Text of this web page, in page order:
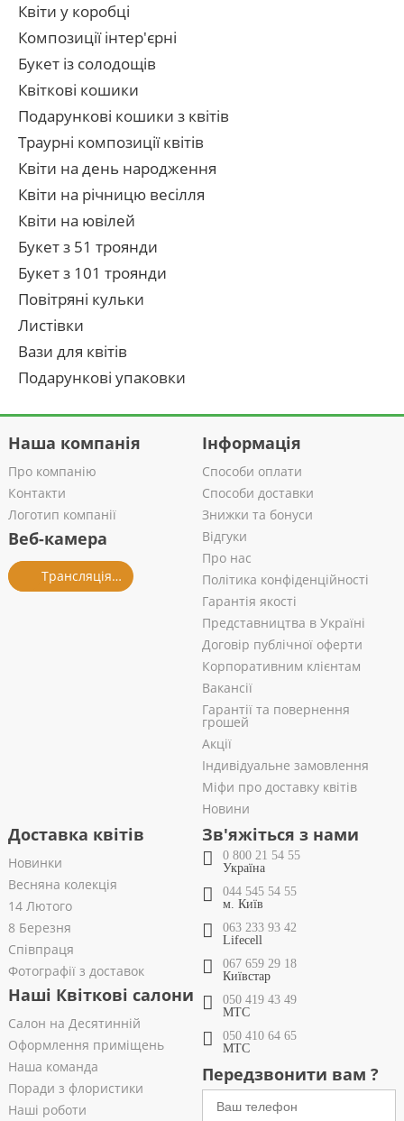
Квіти у коробці
Композиції інтер'єрні
Букет із солодощів
Квіткові кошики
Подарункові кошики з квітів
Траурні композиції квітів
Квіти на день народження
Квіти на річницю весілля
Квіти на ювілей
Букет з 51 троянди
Букет з 101 троянди
Повітряні кульки
Листівки
Вази для квітів
Подарункові упаковки
Наша компанія
Про компанію
Контакти
Логотип компанії
Веб-камера
Трансляція із салону
Інформація
Способи оплати
Способи доставки
Знижки та бонуси
Відгуки
Про нас
Політика конфіденційності
Гарантія якості
Представництва в Україні
Договір публічної оферти
Корпоративним клієнтам
Вакансії
Гарантії та повернення
грошей
Акції
Індивідуальне замовлення
Міфи про доставку квітів
Новини
Доставка квітів
Новинки
Весняна колекція
14 Лютого
8 Березня
Співпраця
Фотографії з доставок
Наші Квіткові салони
Салон на Десятинній
Оформлення приміщень
Наша команда
Поради з флористики
Наші роботи
Зв'яжіться з нами
0 800 21 54 55
Україна
044 545 54 55
м. Київ
063 233 93 42
Lifecell
067 659 29 18
Київстар
050 419 43 49
МТС
050 410 64 65
МТС
Передзвонити вам ?